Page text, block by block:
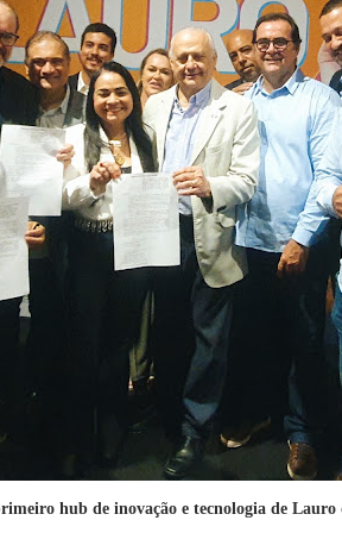
hub de inovação e tecnologia de Lauro